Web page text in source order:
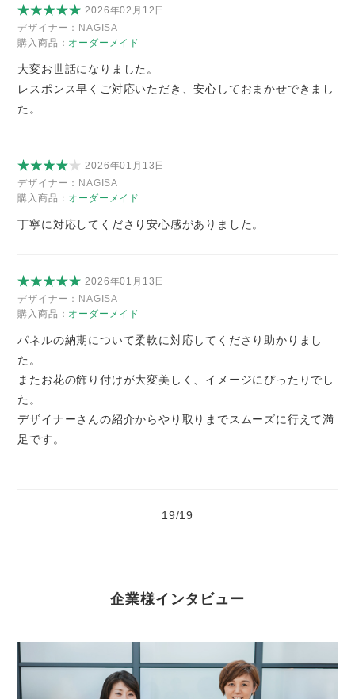
2026年02月12日
デザイナー： NAGISA
購入商品： オーダーメイド
大変お世話になりました。
レスポンス早くご対応いただき、安心しておまかせできまし
た。
2026年01月13日
デザイナー： NAGISA
購入商品： オーダーメイド
丁寧に対応してくださり安心感がありました。
2026年01月13日
デザイナー： NAGISA
購入商品： オーダーメイド
パネルの納期について柔軟に対応してくださり助かりまし
た。
またお花の飾り付けが大変美しく、イメージにぴったりでし
た。
デザイナーさんの紹介からやり取りまでスムーズに行えて満
足です。
19/19
企業様インタビュー